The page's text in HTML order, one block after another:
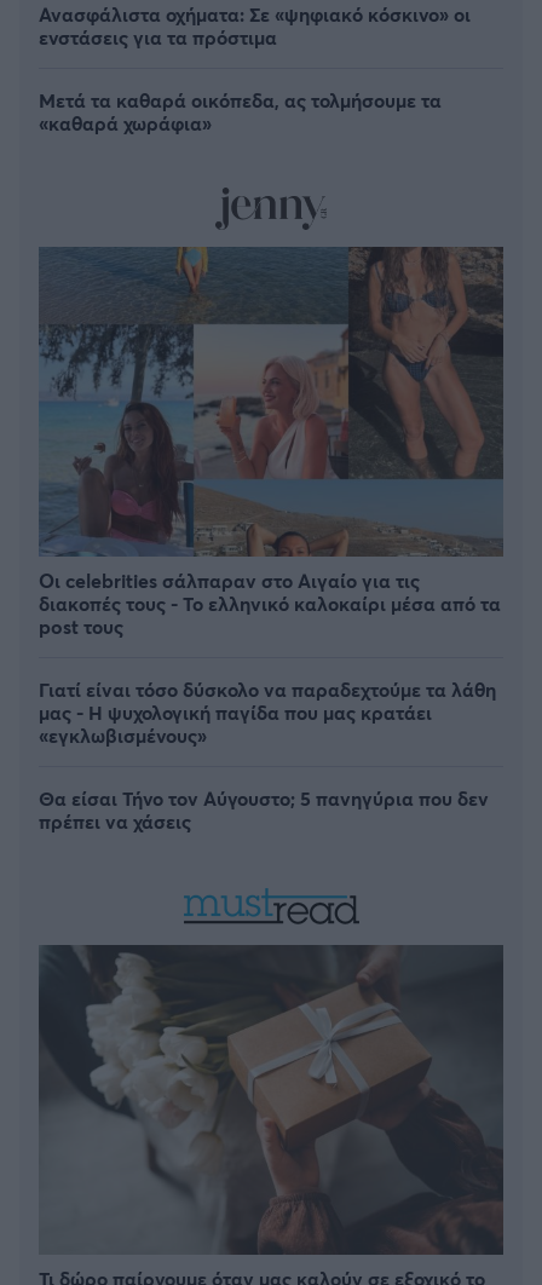
Ανασφάλιστα οχήματα: Σε «ψηφιακό κόσκινο» οι
ενστάσεις για τα πρόστιμα
Μετά τα καθαρά οικόπεδα, ας τολμήσουμε τα
«καθαρά χωράφια»
Οι celebrities σάλπαραν στο Αιγαίο για τις
διακοπές τους - Το ελληνικό καλοκαίρι μέσα από τα
post τους
Γιατί είναι τόσο δύσκολο να παραδεχτούμε τα λάθη
μας - Η ψυχολογική παγίδα που μας κρατάει
«εγκλωβισμένους»
Θα είσαι Τήνο τον Αύγουστο; 5 πανηγύρια που δεν
πρέπει να χάσεις
Τι δώρο παίρνουμε όταν μας καλούν σε εξοχικό το